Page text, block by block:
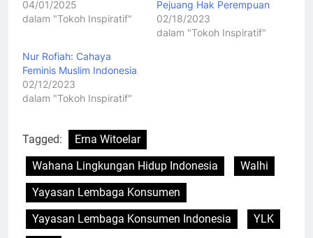
04/01/2025
dalam "Tokoh Inspiratif"
Pejuang Hak Perempuan
02/18/2023
dalam "Tokoh Inspiratif"
Nur Rofiah: Cahaya
Feminis Muslim Indonesia
02/12/2023
dalam "Tokoh Inspiratif"
Tagged:
Erna Witoelar
Wahana Lingkungan Hidup Indonesia
Walhi
Yayasan Lembaga Konsumen
Yayasan Lembaga Konsumen Indonesia
YLK